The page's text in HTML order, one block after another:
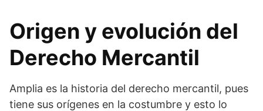
Origen y evolución del
Derecho Mercantil
Amplia es la historia del derecho mercantil, pues
tiene sus orígenes en la costumbre y esto lo